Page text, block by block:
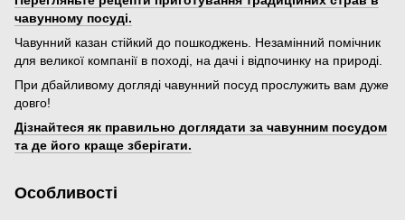
чавунному посуді.
Чавунний казан стійкий до пошкоджень. Незамінний помічник
для великої компанії в поході, на дачі і відпочинку на природі.
При дбайливому догляді чавунний посуд прослужить вам дуже
довго!
Дізнайтеся як правильно доглядати за чавунним посудом
та де його краще зберігати.
Особливості